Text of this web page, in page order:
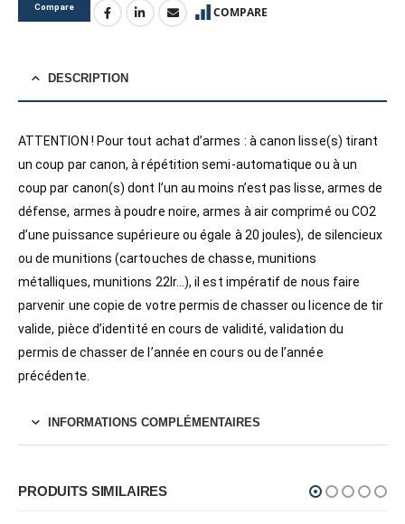
Compare COMPARE
DESCRIPTION
ATTENTION ! Pour tout achat d’armes : à canon lisse(s) tirant
un coup par canon, à répétition semi-automatique ou à un
coup par canon(s) dont l’un au moins n’est pas lisse, armes de
défense, armes à poudre noire, armes à air comprimé ou CO2
d’une puissance supérieure ou égale à 20 joules), de silencieux
ou de munitions (cartouches de chasse, munitions
métalliques, munitions 22lr…), il est impératif de nous faire
parvenir une copie de votre permis de chasser ou licence de tir
valide, pièce d’identité en cours de validité, validation du
permis de chasser de l’année en cours ou de l’année
précédente.
INFORMATIONS COMPLÉMENTAIRES
PRODUITS SIMILAIRES